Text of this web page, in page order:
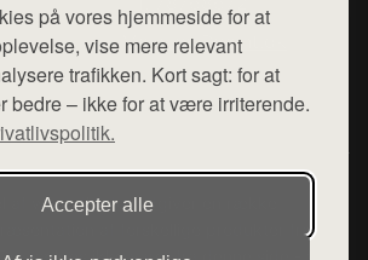
på vores hjemmeside for at
vise mere relevant
trafikken. Kort sagt: for at
bedre – ikke for at være irriterende.
Accepter alle
Mail: hej@want.dk
Cookie- og privatlivspolitik
af want.dk, der udgiver en række
af forskellige produkter fra